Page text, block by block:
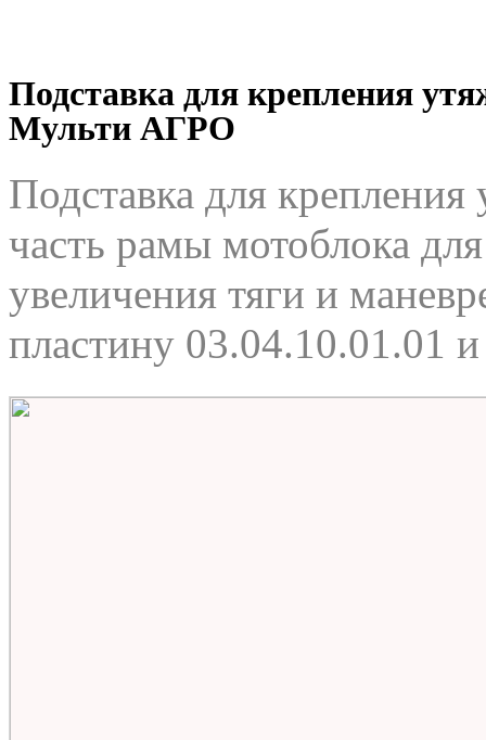
Подставка для крепления
Мульти АГРО
Подставка для
часть рамы мотоблока
увеличения тяги и
пластину 03.04.10.01.01